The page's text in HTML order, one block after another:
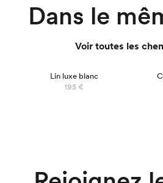
Dans le
Voir toutes les
Lin luxe blanc
195 €